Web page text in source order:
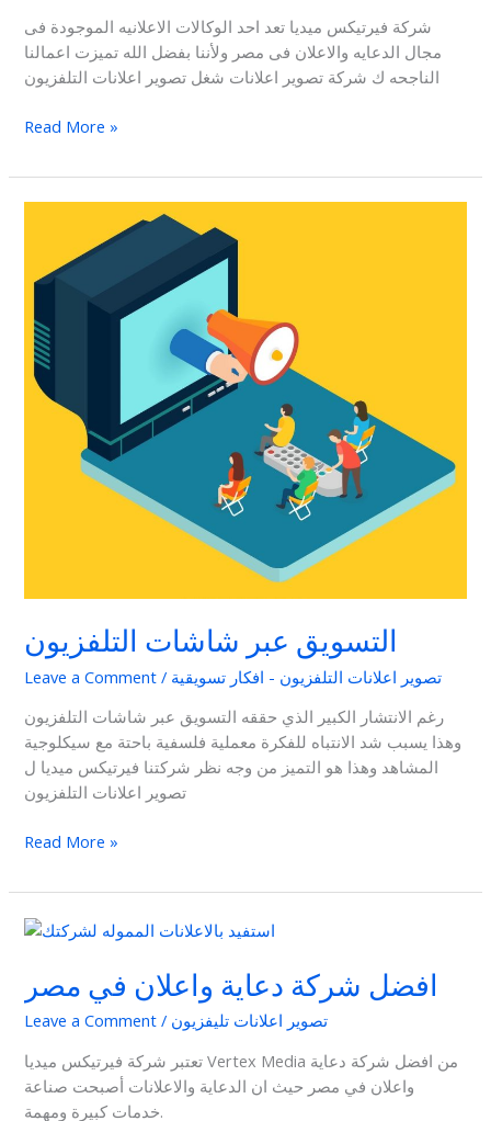
شركة فيرتيكس ميديا تعد احد الوكالات الاعلانيه الموجودة فى
مجال الدعايه والاعلان فى مصر ولأننا بفضل الله تميزت اعمالنا
الناجحه ك شركة تصوير اعلانات شغل تصوير اعلانات التلفزيون
Read More »
التسويق عبر شاشات التلفزيون
Leave a Comment / تصوير اعلانات التلفزيون - افكار تسويقية
رغم الانتشار الكبير الذي حققه التسويق عبر شاشات التلفزيون
وهذا يسبب شد الانتباه للفكرة معملية فلسفية باحتة مع سيكلوجية
المشاهد وهذا هو التميز من وجه نظر شركتنا فيرتيكس ميديا ل
تصوير اعلانات التلفزيون
شاشات
التلفزيون
Read More »
افضل شركة دعاية واعلان في مصر
Leave a Comment / تصوير اعلانات تليفزيون
تعتبر شركة فيرتيكس ميديا Vertex Media من افضل شركة دعاية
واعلان في مصر حيث ان الدعاية والاعلانات أصبحت صناعة
خدمات كبيرة ومهمة.
افضل
واعلان
في
مصر